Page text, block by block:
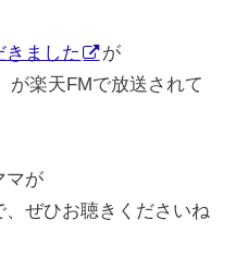
きました
が
が楽天FMで放送されて
マが
ぜひお聴きくださいね